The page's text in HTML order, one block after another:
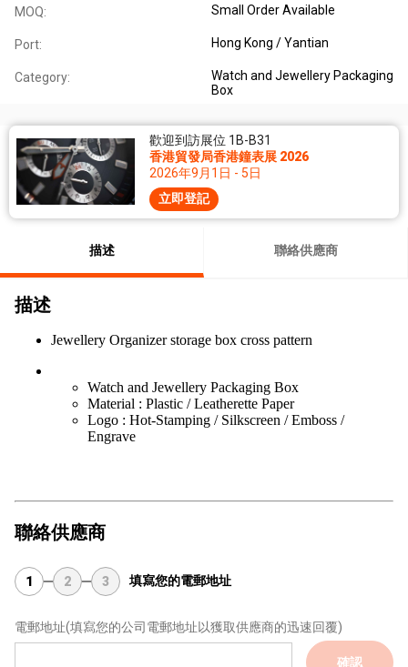
MOQ: Small Order Available
Port: Hong Kong / Yantian
Category:
Watch and Jewellery Packaging
Box
歡迎到訪展位 1B-B31
香港貿發局香港鐘表展 2026
2026年9月1日 - 5日
立即登記
描述 聯絡供應商
描述
Jewellery Organizer storage box cross pattern
Watch and Jewellery Packaging Box
Material : Plastic / Leatherette Paper
Logo : Hot-Stamping / Silkscreen / Emboss /
Engrave
聯絡供應商
1 2 3 填寫您的電郵地址
電郵地址(填寫您的公司電郵地址以獲取供應商的迅速回覆)
確認